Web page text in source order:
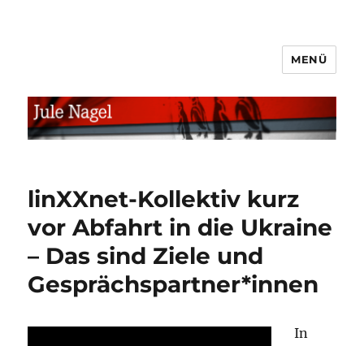
MENÜ
linXXnet-Kollektiv kurz
vor Abfahrt in die Ukraine
– Das sind Ziele und
Gesprächspartner*innen
In